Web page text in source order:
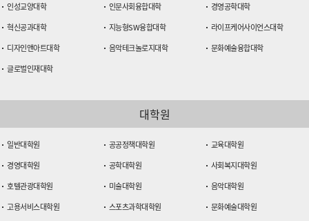
인성교양대학 인문사회융합대학
경영공학대학
혁신공과대학
지능형SW융합대학
라이프케어사이언스대학
디자인앤아트대학
음악테크놀로지대학
문화예술융합대학
글로벌인재대학
대학원
일반대학원 공공정책대학원
교육대학원
경영대학원
공학대학원
사회복지대학원
호텔관광대학원
미술대학원
음악대학원
고용서비스대학원
스포츠과학대학원
문화예술대학원